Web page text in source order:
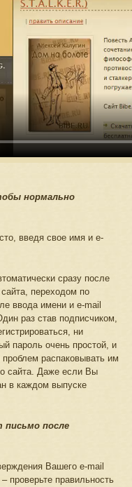
нормально
введя свое имя и e-
сразу после
переходом по
ввода имени и e-mail
раз став подписчиком,
ни
пароль очень простой, и
распаковывать им
сайта. Даже если Вы
в каждом выпуске
письмо после
Вашего e-mail
проверьте правильность